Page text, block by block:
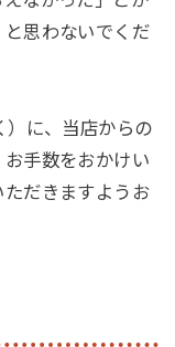
と思わないでくだ
）に、当店からの
手数をおかけい
だきますようお